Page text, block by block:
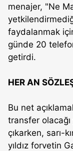
menajer, "Ne
faydalanmak
günde 20
getirdi.
HER AN
Bu net
transfer
çıkarken, sarı-
yıldız forvetin